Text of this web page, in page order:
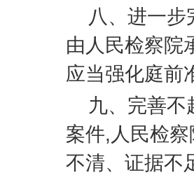
八、进一步
由人民检察院
应当强化庭前
九、完善不
案件, 人民检
不清、证据不